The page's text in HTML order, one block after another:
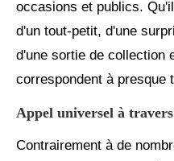
occasions et publics.
d'un tout-petit, d'une
d'une sortie de collection
correspondent à presque
Appel universel à travers
Contrairement à de